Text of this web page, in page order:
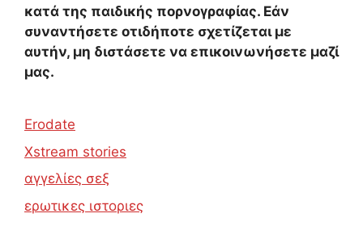
κατά της παιδικής πορνογραφίας. Εάν
συναντήσετε οτιδήποτε σχετίζεται με
αυτήν, μη διστάσετε να επικοινωνήσετε μαζί
μας.
Erodate
Xstream stories
αγγελίες σεξ
ερωτικες ιστοριες